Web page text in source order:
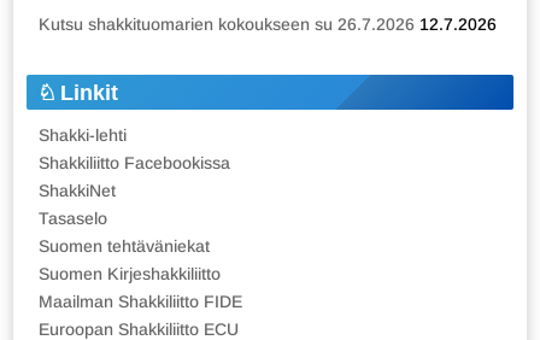
Kutsu shakkituomarien kokoukseen su 26.7.2026 12.7.2026
Linkit
Shakki-lehti
Shakkiliitto Facebookissa
ShakkiNet
Tasaselo
Suomen tehtäväniekat
Suomen Kirjeshakkiliitto
Maailman Shakkiliitto FIDE
Euroopan Shakkiliitto ECU